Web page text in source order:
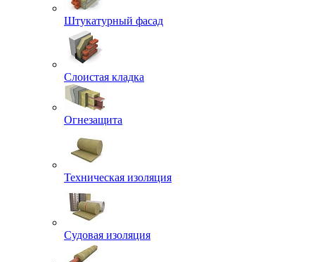
Штукатурный фасад
Слоистая кладка
Огнезащита
Техническая изоляция
Судовая изоляция